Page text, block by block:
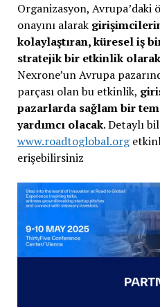
Organizasyon, Avrupa’daki
onayını alarak girişimcilerin
kolaylaştıran, küresel iş
stratejik bir etkinlik
Nexrone’un Avrupa
parçası olan bu etkinlik,
pazarlarda sağlam bir
yardımcı olacak. Detaylı
www.roadtoglobal.org
erişebilirsiniz